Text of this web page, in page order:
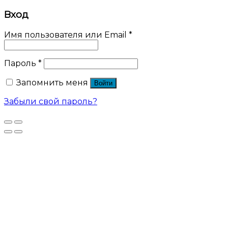
Вход
Имя пользователя или Email *
Пароль *
Запомнить меня
Войти
Забыли свой пароль?